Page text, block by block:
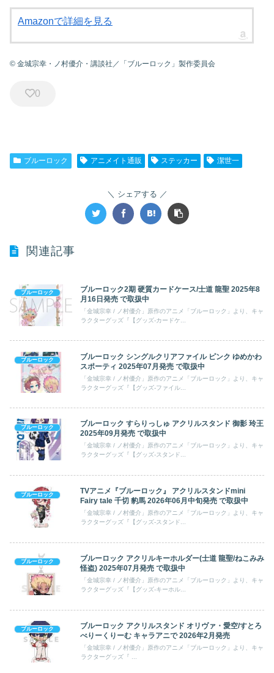
Amazonで詳細を見る
© 金城宗幸・ノ村優介・講談社／「ブルーロック」製作委員会
0
ブルーロック アニメイト通販 ステッカー 潔世一
シェアする
関連記事
ブルーロック
ブルーロック2期 硬質カードケース/士道 龍聖 2025年8
月16日発売 で取扱中
「金城宗幸 / ノ村優介」原作のアニメ「ブルーロック」より、キャ
ラクターグッズ『【グッズ-カードケ...
ブルーロック
ブルーロック シングルクリアファイル ピンク ゆめかわ
スポーティ 2025年07月発売 で取扱中
「金城宗幸 / ノ村優介」原作のアニメ「ブルーロック」より、キャ
ラクターグッズ『【グッズ-ファイル...
ブルーロック
ブルーロック すらりっしゅ アクリルスタンド 御影 玲王
2025年09月発売 で取扱中
「金城宗幸 / ノ村優介」原作のアニメ「ブルーロック」より、キャ
ラクターグッズ『【グッズ-スタンド...
ブルーロック
TVアニメ『ブルーロック』 アクリルスタンドmini
Fairy tale 千切 豹馬 2026年06月中旬発売 で取扱中
「金城宗幸 / ノ村優介」原作のアニメ「ブルーロック」より、キャ
ラクターグッズ『【グッズ-スタンド...
ブルーロック
ブルーロック アクリルキーホルダー(士道 龍聖/ねこみみ
怪盗) 2025年07月発売 で取扱中
「金城宗幸 / ノ村優介」原作のアニメ「ブルーロック」より、キャ
ラクターグッズ『【グッズ-キーホル...
ブルーロック
ブルーロック アクリルスタンド オリヴァ・愛空/すとろ
べりーくりーむ キャラアニで 2026年2月発売
「金城宗幸 / ノ村優介」原作のアニメ「ブルーロック」より、キャ